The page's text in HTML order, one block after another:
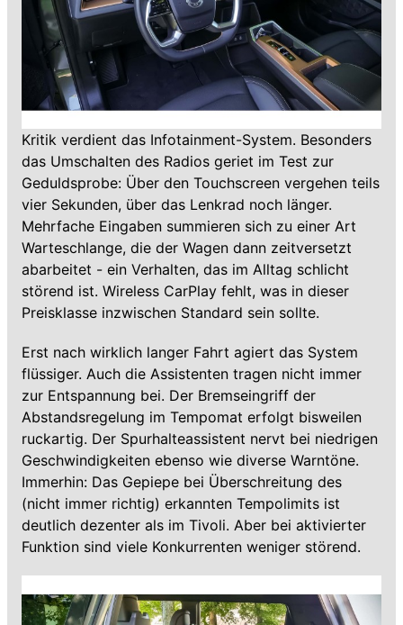
Kritik verdient das Infotainment-System. Besonders
das Umschalten des Radios geriet im Test zur
Geduldsprobe: Über den Touchscreen vergehen teils
vier Sekunden, über das Lenkrad noch länger.
Mehrfache Eingaben summieren sich zu einer Art
Warteschlange, die der Wagen dann zeitversetzt
abarbeitet - ein Verhalten, das im Alltag schlicht
störend ist. Wireless CarPlay fehlt, was in dieser
Preisklasse inzwischen Standard sein sollte.
Erst nach wirklich langer Fahrt agiert das System
flüssiger. Auch die Assistenten tragen nicht immer
zur Entspannung bei. Der Bremseingriff der
Abstandsregelung im Tempomat erfolgt bisweilen
ruckartig. Der Spurhalteassistent nervt bei niedrigen
Geschwindigkeiten ebenso wie diverse Warntöne.
Immerhin: Das Gepiepe bei Überschreitung des
(nicht immer richtig) erkannten Tempolimits ist
deutlich dezenter als im Tivoli. Aber bei aktivierter
Funktion sind viele Konkurrenten weniger störend.